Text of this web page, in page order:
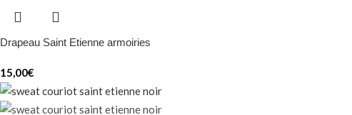
Drapeau Saint Etienne armoiries
15,00€